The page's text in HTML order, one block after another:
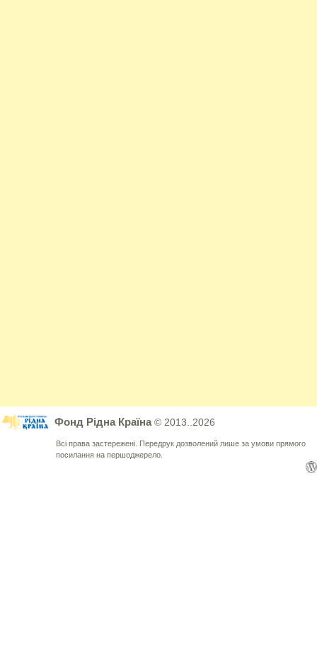
Фонд Рідна Країна© 2013..2026
Всі права застережені. Передрук дозволений лише за умови прямого
посилання на першоджерело.